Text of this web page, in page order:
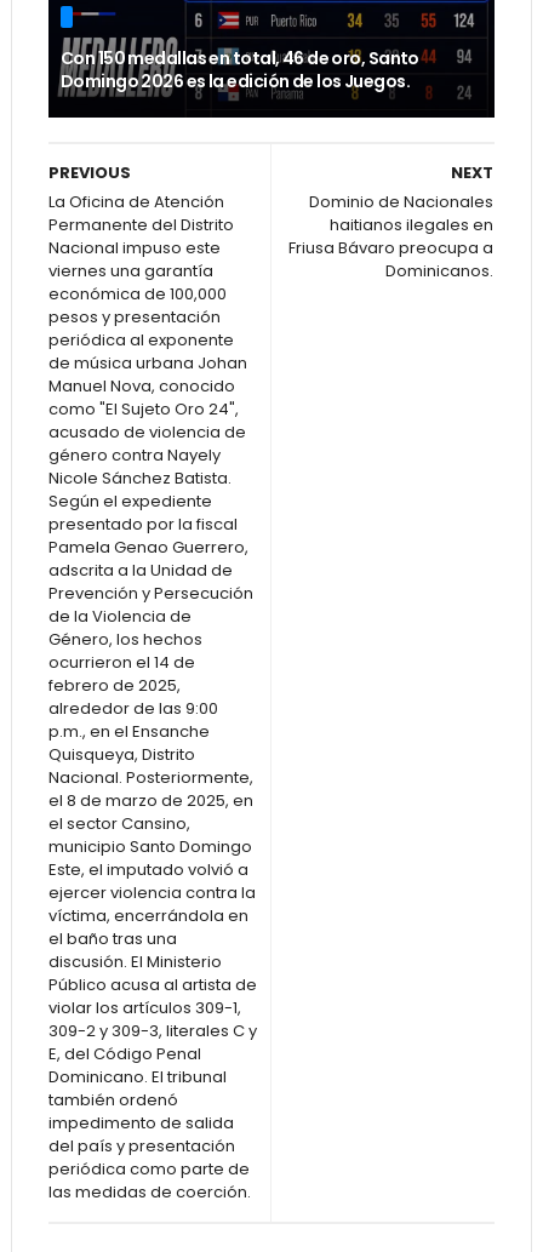
Con 150 medallas en total, 46 de oro, Santo
Domingo 2026 es la edición de los Juegos.
NEXT
Dominio de Nacionales
haitianos ilegales en
Friusa Bávaro preocupa a
Dominicanos.
PREVIOUS
La Oficina de Atención
Permanente del Distrito
Nacional impuso este
viernes una garantía
económica de 100,000
pesos y presentación
periódica al exponente
de música urbana Johan
Manuel Nova, conocido
como "El Sujeto Oro 24",
acusado de violencia de
género contra Nayely
Nicole Sánchez Batista.
Según el expediente
presentado por la fiscal
Pamela Genao Guerrero,
adscrita a la Unidad de
Prevención y Persecución
de la Violencia de
Género, los hechos
ocurrieron el 14 de
febrero de 2025,
alrededor de las 9:00
p.m., en el Ensanche
Quisqueya, Distrito
Nacional. Posteriormente,
el 8 de marzo de 2025, en
el sector Cansino,
municipio Santo Domingo
Este, el imputado volvió a
ejercer violencia contra la
víctima, encerrándola en
el baño tras una
discusión. El Ministerio
Público acusa al artista de
violar los artículos 309-1,
309-2 y 309-3, literales C y
E, del Código Penal
Dominicano. El tribunal
también ordenó
impedimento de salida
del país y presentación
periódica como parte de
las medidas de coerción.